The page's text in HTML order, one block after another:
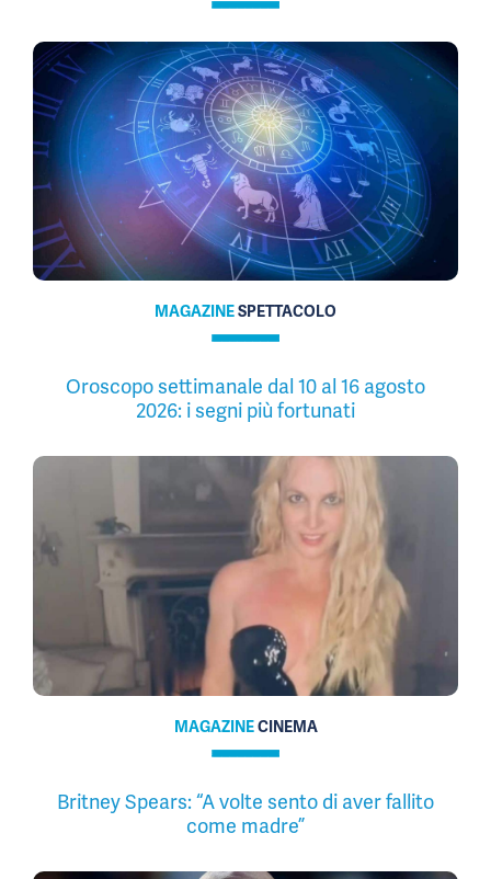
MAGAZINESPETTACOLO
Oroscopo settimanale dal 10 al 16 agosto
2026: i segni più fortunati
MAGAZINECINEMA
Britney Spears: “A volte sento di aver fallito
come madre”